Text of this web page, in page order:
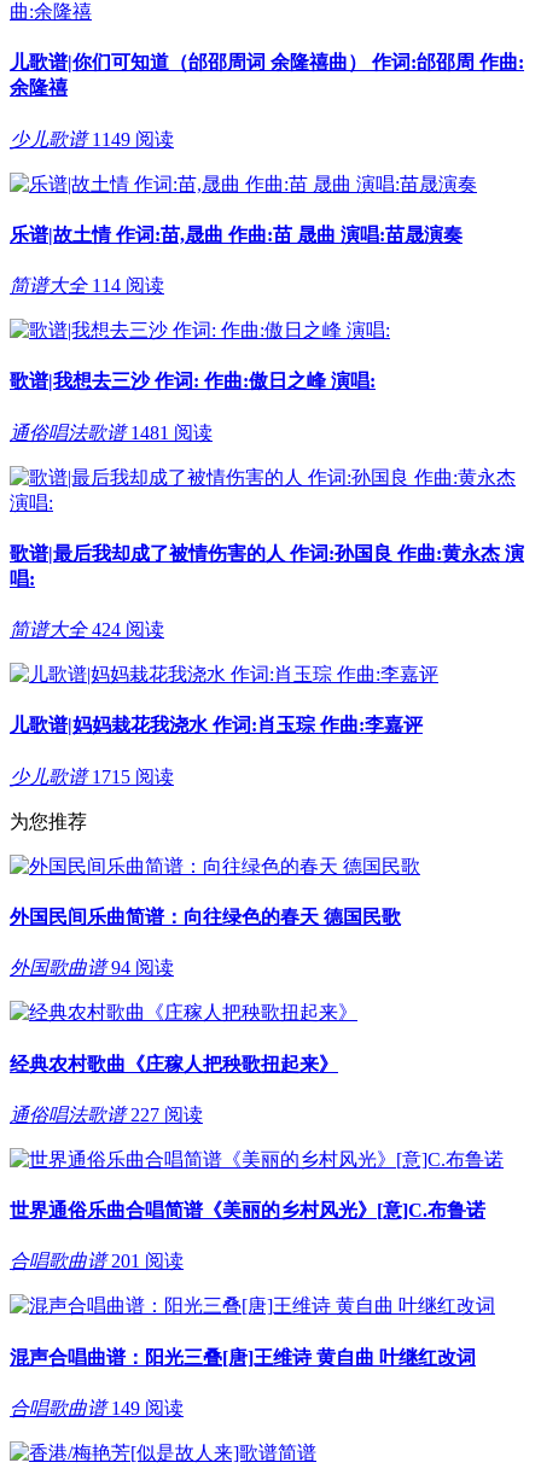
儿歌谱|你们可知道（邰邵周词 余隆禧曲） 作词:邰邵周 作曲:
余隆禧
少儿歌谱 1149 阅读
乐谱|故土情 作词:苗,晟曲 作曲:苗 晟曲 演唱:苗晟演奏
简谱大全 114 阅读
歌谱|我想去三沙 作词: 作曲:傲日之峰 演唱:
通俗唱法歌谱 1481 阅读
歌谱|最后我却成了被情伤害的人 作词:孙国良 作曲:黄永杰 演
唱:
简谱大全 424 阅读
儿歌谱|妈妈栽花我浇水 作词:肖玉琮 作曲:李嘉评
少儿歌谱 1715 阅读
为您推荐
外国民间乐曲简谱：向往绿色的春天 德国民歌
外国歌曲谱 94 阅读
经典农村歌曲《庄稼人把秧歌扭起来》
通俗唱法歌谱 227 阅读
世界通俗乐曲合唱简谱《美丽的乡村风光》[意]C.布鲁诺
合唱歌曲谱 201 阅读
混声合唱曲谱：阳光三叠[唐]王维诗 黄自曲 叶继红改词
合唱歌曲谱 149 阅读